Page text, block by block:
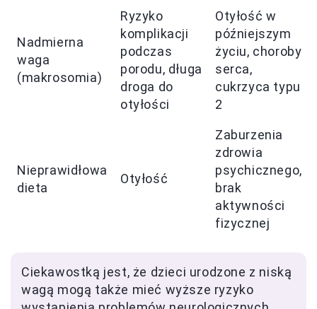
Nadmierna
waga
(makrosomia)
Ryzyko
komplikacji
podczas
porodu, długa
droga do
otyłości
Otyłość w
późniejszym
życiu, choroby
serca,
cukrzyca typu
2
Nieprawidłowa
dieta
Otyłość
Zaburzenia
zdrowia
psychicznego,
brak
aktywności
fizycznej
Ciekawostką jest, że dzieci urodzone z niską
wagą mogą także mieć wyższe ryzyko